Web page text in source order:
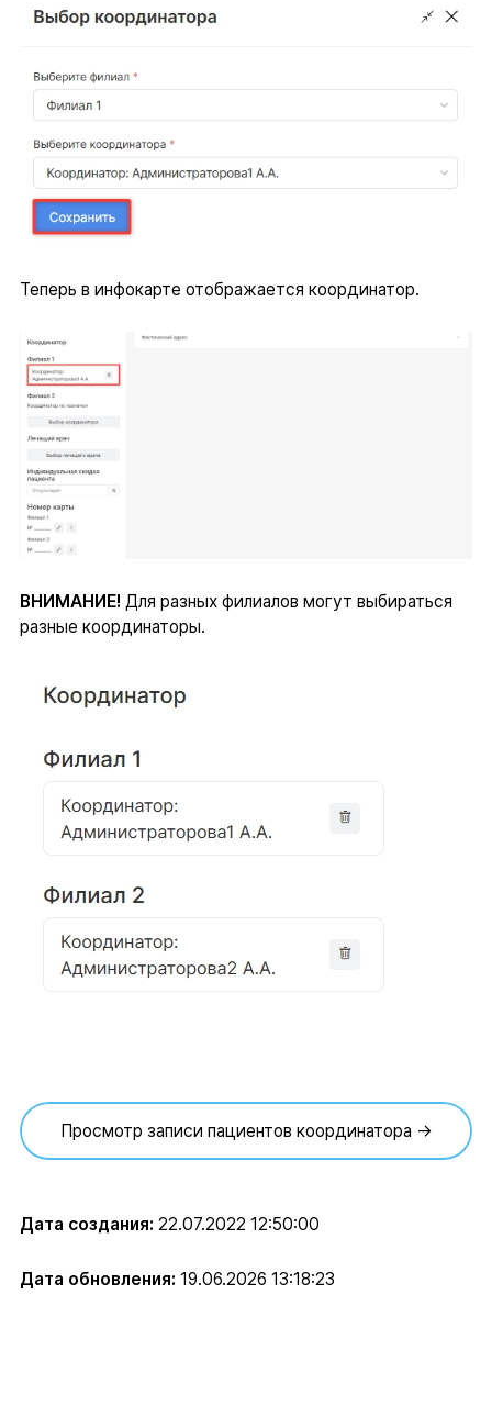
Теперь в инфокарте отображается координатор.
ВНИМАНИЕ! Для разных филиалов могут выбираться
разные координаторы.
Просмотр записи пациентов координатора →
Дата создания: 22.07.2022 12:50:00
Дата обновления: 19.06.2026 13:18:23